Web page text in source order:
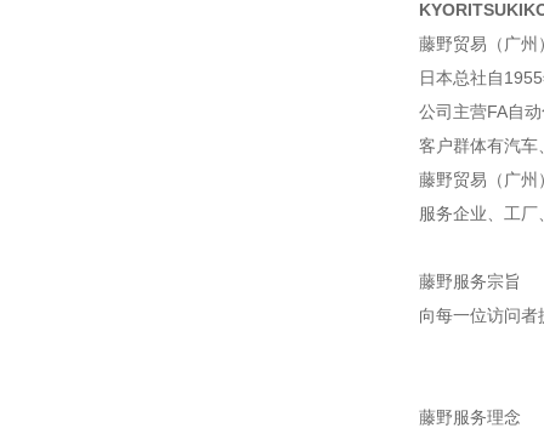
藤野贸易（广州
日本总社自
公司主营FA自
客户群体有汽车
藤野贸易（广州
服务企业、工
藤野服务宗旨
向每一位访问
藤野服务理念